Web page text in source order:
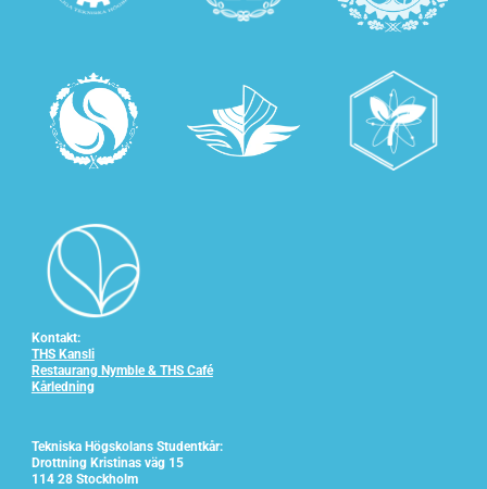
Kontakt:
THS Kansli
Restaurang Nymble & THS Café
Kårledning
Tekniska Högskolans Studentkår:
Drottning Kristinas väg 15
114 28 Stockholm